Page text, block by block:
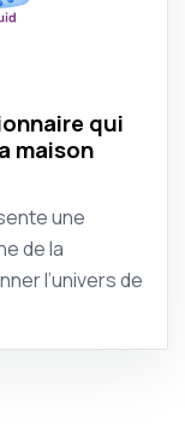
qui
maison
une
de la
l’univers de